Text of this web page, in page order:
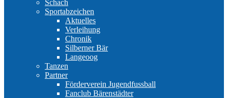
Schach
Sportabzeichen
Aktuelles
Verleihung
Chronik
Silberner Bär
Langeoog
Tanzen
Partner
Förderverein Jugendfussball
Fanclub Bärenstädter